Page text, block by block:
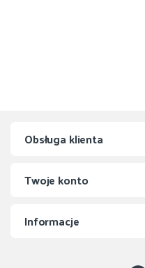
Obsługa klienta
Twoje konto
Informacje